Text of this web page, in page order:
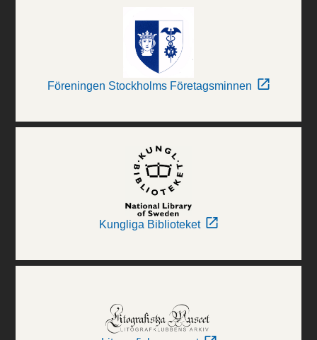
Föreningen Stockholms Företagsminnen
Kungliga Biblioteket